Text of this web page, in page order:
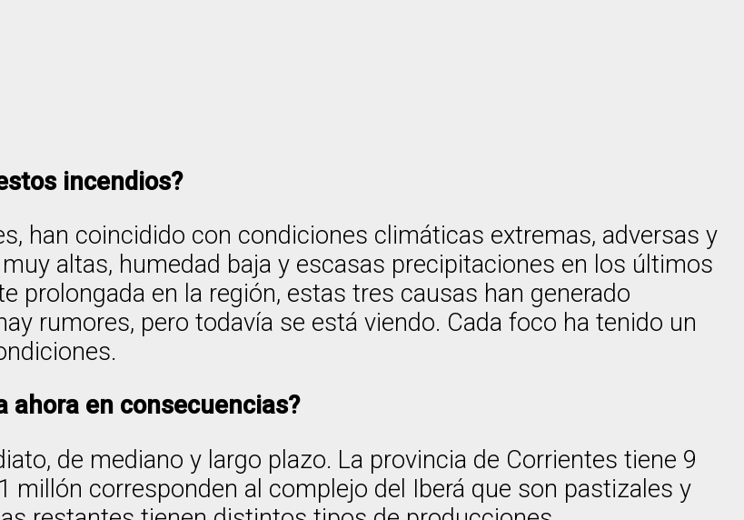
incendios?
han coincidido con condiciones climáticas extremas, adversas y
altas, humedad baja y escasas precipitaciones en los últimos
prolongada en la región, estas tres causas han generado
rumores, pero todavía se está viendo. Cada foco ha tenido un
ahora en consecuencias?
de mediano y largo plazo. La provincia de Corrientes tiene 9
millón corresponden al complejo del Iberá que son pastizales y